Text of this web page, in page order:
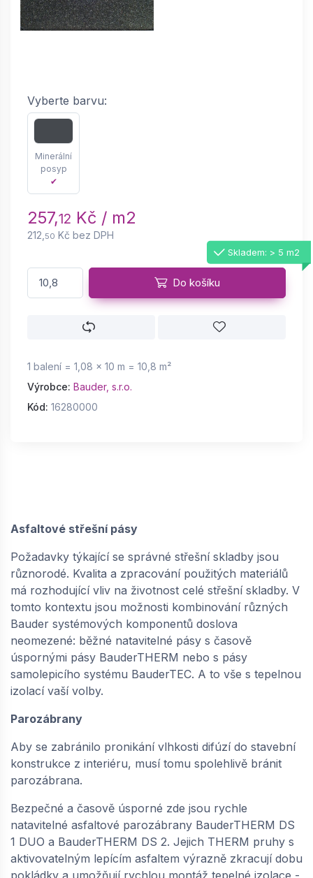
Vyberte barvu:
Minerální
posyp
✔
257,12 Kč / m2
212, 50 Kč bez DPH
Skladem: > 5 m2
Do košíku
1 balení = 1,08 × 10 m = 10,8 m²
Výrobce: Bauder, s.r.o.
Kód: 16280000
Asfaltové střešní pásy
Požadavky týkající se správné střešní skladby jsou
různorodé. Kvalita a zpracování použitých materiálů
má rozhodující vliv na životnost celé střešní skladby. V
tomto kontextu jsou možnosti kombinování různých
Bauder systémových komponentů doslova
neomezené: běžné natavitelné pásy s časově
úspornými pásy BauderTHERM nebo s pásy
samolepicího systému BauderTEC. A to vše s tepelnou
izolací vaší volby.
Parozábrany
Aby se zabránilo pronikání vlhkosti difúzí do stavební
konstrukce z interiéru, musí tomu spolehlivě bránit
parozábrana.
Bezpečné a časově úsporné zde jsou rychle
natavitelné asfaltové parozábrany BauderTHERM DS
1 DUO a BauderTHERM DS 2. Jejich THERM pruhy s
aktivovatelným lepícím asfaltem výrazně zkracují dobu
pokládky a umožňují rychlou montáž tepelné izolace -